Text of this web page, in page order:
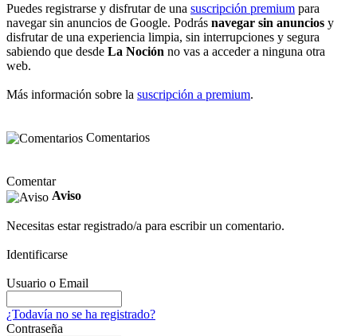
Puedes registrarse y disfrutar de una suscripción premium para
navegar sin anuncios de Google. Podrás navegar sin anuncios y
disfrutar de una experiencia limpia, sin interrupciones y segura
sabiendo que desde La Noción no vas a acceder a ninguna otra
web.
Más información sobre la suscripción a premium.
Comentarios
Comentar
Aviso
Necesitas estar registrado/a para escribir un comentario.
Identificarse
Usuario o Email
¿Todavía no se ha registrado?
Contraseña